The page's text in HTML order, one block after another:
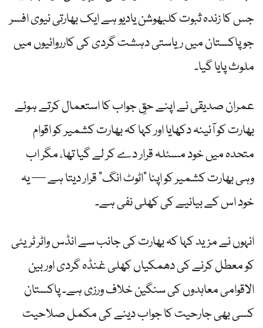
جس کا زندہ ثبوت کلبھوشن یادیو ہے ایک بھارتی نیوی افسر
جو پاکستان میں ریاستی دہشت گردی کی کارروائیوں میں
ملوث پایا گیا۔
عمران صدیقی نے اپنے حقِ جواب کا استعمال کرتے ہوئے
بھارت کو آئینہ دکھایا اور کہا کہ بھارت کشمیر کو اقوام
متحدہ میں خود مسئلہ قرار دے کر لے گیا تھا، مگر اب
وہی بھارت کشمیر کو اپنا ”اٹوٹ انگ“ قرار دیتا ہے — یہ
خود اس کے بیانیے کی کھلی نفی ہے۔
انہوں نے مزید کہا کہ بھارت کی جانب سے انڈس واٹر ٹریٹی
کو معطل کرنے کی دھمکیاں کھلی غنڈہ گردی اور بین
الاقوامی معاہدوں کی سنگین خلاف ورزی ہے۔ پاکستان
کسی بھی جارحیت کا جواب دینے کی مکمل صلاحیت